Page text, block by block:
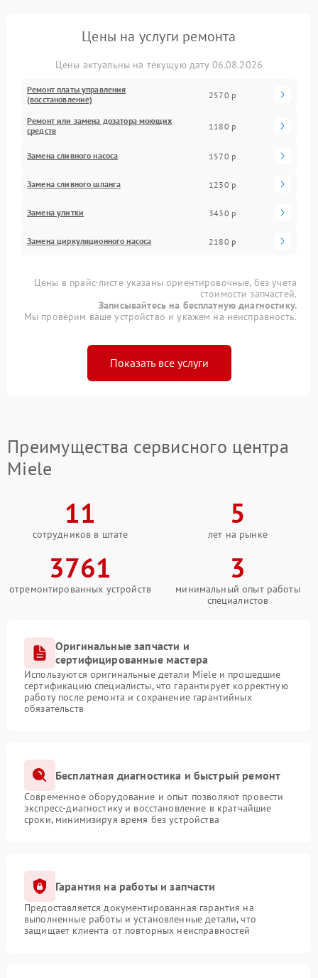
Цены на услуги ремонта
Цены актуальны на текущую дату 06.08.2026
Ремонт платы управления
(восстановление)
2570 р
Ремонт или замена дозатора моющих
средств
1180 р
Замена сливного насоса 1570 р
Замена сливного шланга 1230 р
Замена улитки 3430 р
Замена циркуляционного насоса 2180 р
Цены в прайс-листе указаны ориентировочные, без учета
стоимости запчастей.
Записывайтесь на бесплатную диагностику.
Мы проверим ваше устройство и укажем на неисправность.
Показать все услуги
Преимущества сервисного центра
Miele
11
сотрудников в штате
5
лет на рынке
3761
отремонтированных устройств
3
минимальный опыт работы
специалистов
Оригинальные запчасти и
сертифицированные мастера
Используются оригинальные детали Miele и прошедшие
сертификацию специалисты, что гарантирует корректную
работу после ремонта и сохранение гарантийных
обязательств
Бесплатная диагностика и быстрый ремонт
Современное оборудование и опыт позволяют провести
экспресс-диагностику и восстановление в кратчайшие
сроки, минимизируя время без устройства
Гарантия на работы и запчасти
Предоставляется документированная гарантия на
выполненные работы и установленные детали, что
защищает клиента от повторных неисправностей